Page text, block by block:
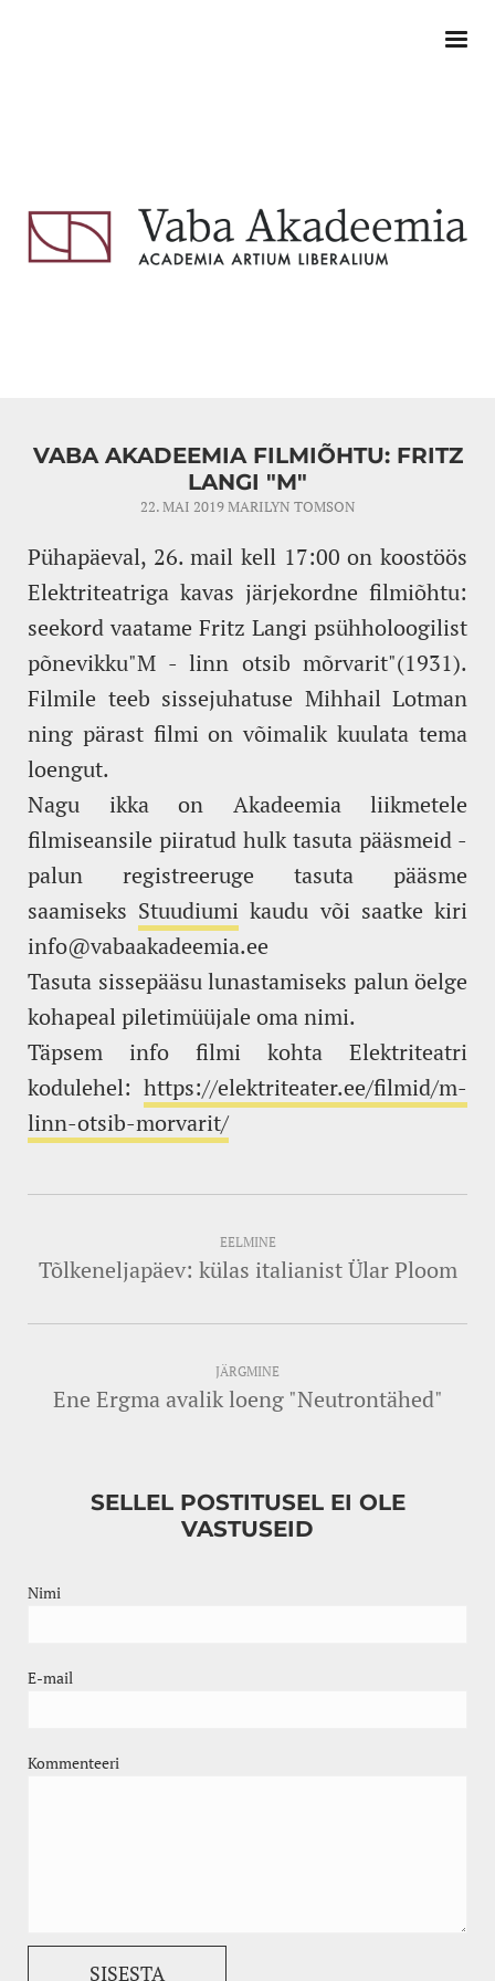
VABA AKADEEMIA FILMIÕHTU: FRITZ
LANGI "M"
22. MAI 2019MARILYN TOMSON
Pühapäeval, 26. mail kell 17:00 on koostöös
Elektriteatriga kavas järjekordne filmiõhtu:
seekord vaatame Fritz Langi psühholoogilist
põnevikku"M - linn otsib mõrvarit"(1931).
Filmile teeb sissejuhatuse Mihhail Lotman
ning pärast filmi on võimalik kuulata tema
loengut.
Nagu ikka on Akadeemia liikmetele
filmiseansile piiratud hulk tasuta pääsmeid -
palun registreeruge tasuta pääsme
saamiseks Stuudiumi kaudu või saatke kiri
info@vabaakadeemia.ee
Tasuta sissepääsu lunastamiseks palun öelge
kohapeal piletimüüjale oma nimi.
Täpsem info filmi kohta Elektriteatri
kodulehel: https://elektriteater.ee/filmid/m-
linn-otsib-morvarit/
EELMINE
Tõlkeneljapäev: külas italianist Ülar Ploom
JÄRGMINE
Ene Ergma avalik loeng "Neutrontähed"
SELLEL POSTITUSEL EI OLE
VASTUSEID
Nimi
E-mail
Kommenteeri